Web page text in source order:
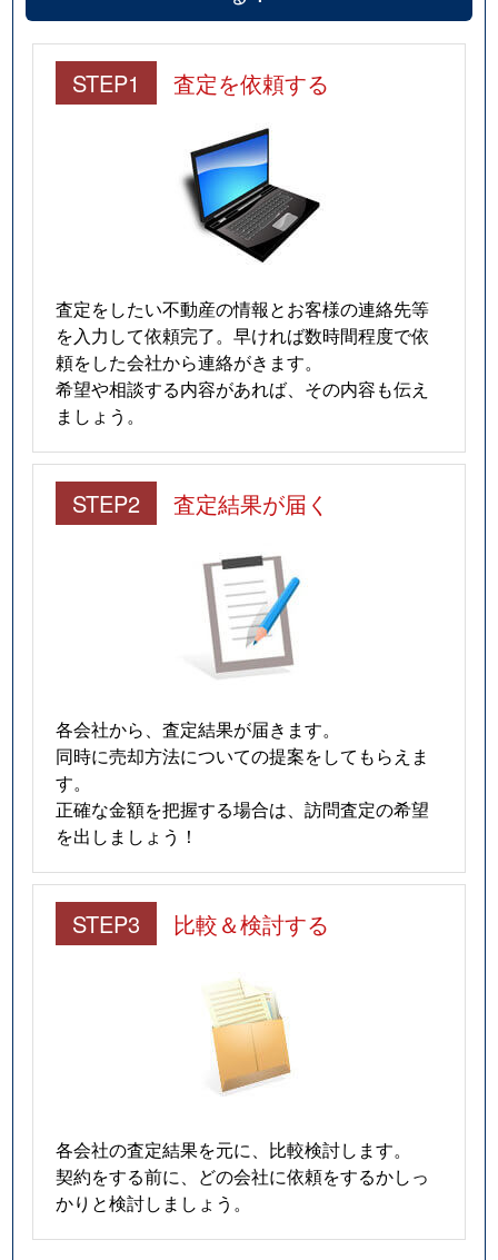
STEP1 査定を依頼する
査定をしたい不動産の情報とお客様の連絡先等
を入力して依頼完了。早ければ数時間程度で依
頼をした会社から連絡がきます。
希望や相談する内容があれば、その内容も伝え
ましょう。
STEP2 査定結果が届く
各会社から、査定結果が届きます。
同時に売却方法についての提案をしてもらえま
す。
正確な金額を把握する場合は、訪問査定の希望
を出しましょう！
STEP3 比較＆検討する
各会社の査定結果を元に、比較検討します。
契約をする前に、どの会社に依頼をするかしっ
かりと検討しましょう。